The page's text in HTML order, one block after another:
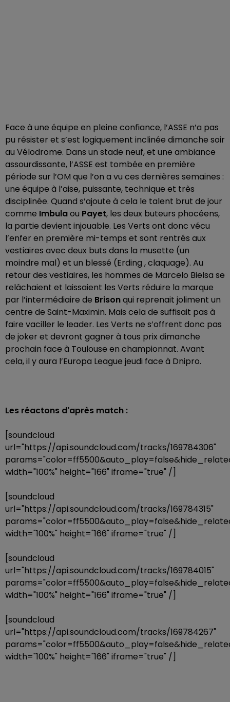
Face à une équipe en pleine confiance, l’ASSE n’a pas
pu résister et s’est logiquement inclinée dimanche soir
au Vélodrome. Dans un stade neuf, et une ambiance
assourdissante, l’ASSE est tombée en première
période sur l’OM que l’on a vu ces dernières semaines :
une équipe à l’aise, puissante, technique et très
disciplinée. Quand s’ajoute à cela le talent brut de jour
comme Imbulaou Payet, les deux buteurs phocéens,
la partie devient injouable. Les Verts ont donc vécu
l’enfer en première mi-temps et sont rentrés aux
vestiaires avec deux buts dans la musette (un
moindre mal) et un blessé (Erding , claquage). Au
retour des vestiaires, les hommes de Marcelo Bielsa se
relâchaient et laissaient les Verts réduire la marque
par l’intermédiaire de Brisonqui reprenait joliment un
centre de Saint-Maximin. Mais cela de suffisait pas à
faire vaciller le leader. Les Verts ne s’offrent donc pas
de joker et devront gagner à tous prix dimanche
prochain face à Toulouse en championnat. Avant
cela, il y aura l’Europa League jeudi face à Dnipro.
Les réactons d'après match :
[soundcloud
url="https://api.soundcloud.com/tracks/169784306"
width="100%" height="166" iframe="true" /]
[soundcloud
url="https://api.soundcloud.com/tracks/169784315"
width="100%" height="166" iframe="true" /]
[soundcloud
url="https://api.soundcloud.com/tracks/169784015"
width="100%" height="166" iframe="true" /]
[soundcloud
url="https://api.soundcloud.com/tracks/169784267"
width="100%" height="166" iframe="true" /]